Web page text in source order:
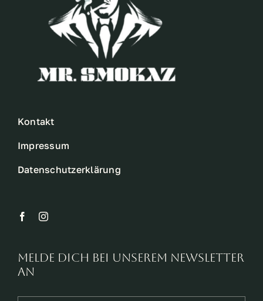
Kontakt
Impressum
Datenschutzerklärung
Melde dich bei unserem Newsletter
an